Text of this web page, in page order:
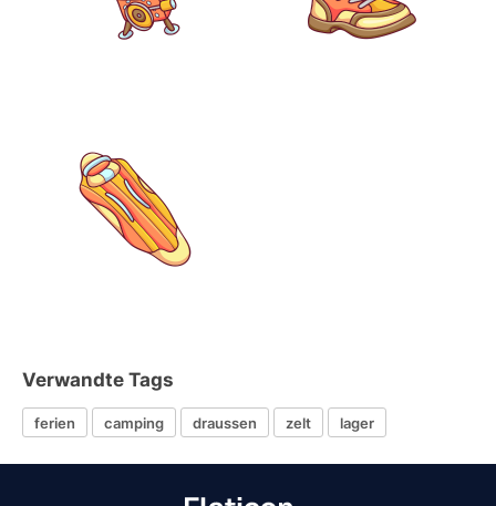
Verwandte Tags
ferien camping draussen zelt lager